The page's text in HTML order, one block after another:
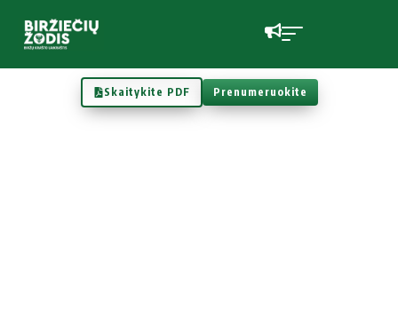
Skaitykite PDF Prenumeruokite